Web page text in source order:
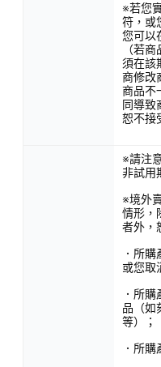
※若您
符，或
您可以
（若
須在該
商修改
商品不
同導致
恕不接
※請注
非試用
※境外
情形，
者外，
．所
或您取
．所
品（如
等）；
．所